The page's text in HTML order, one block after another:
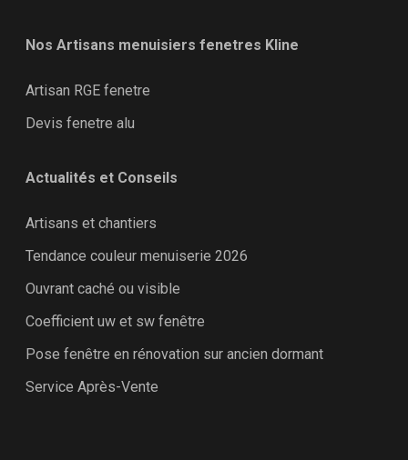
Nos Artisans menuisiers fenetres Kline
Artisan RGE fenetre
Devis fenetre alu
Actualités et Conseils
Artisans et chantiers
Tendance couleur menuiserie 2026
Ouvrant caché ou visible
Coefficient uw et sw fenêtre
Pose fenêtre en rénovation sur ancien dormant
Service Après-Vente